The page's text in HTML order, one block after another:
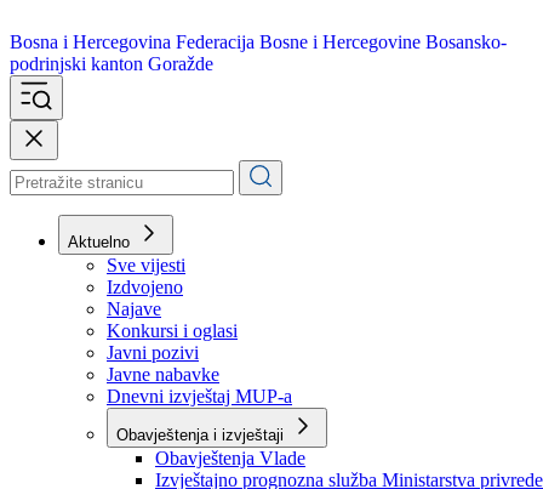
Bosna i Hercegovina
podrinjski kanton Goražde
Aktuelno
Sve vijesti
Izdvojeno
Najave
Konkursi i oglasi
Javni pozivi
Javne nabavke
Dnevni izvještaj MUP-a